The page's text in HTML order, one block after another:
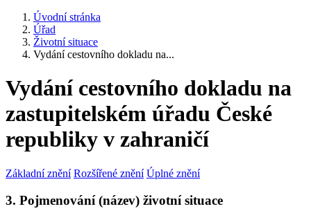
Úvodní stránka
Úřad
Životní situace
Vydání cestovního dokladu na...
Vydání cestovního dokladu na
zastupitelském úřadu České
republiky v zahraničí
Základní znění Rozšířené znění Úplné znění
3. Pojmenování (název) životní situace